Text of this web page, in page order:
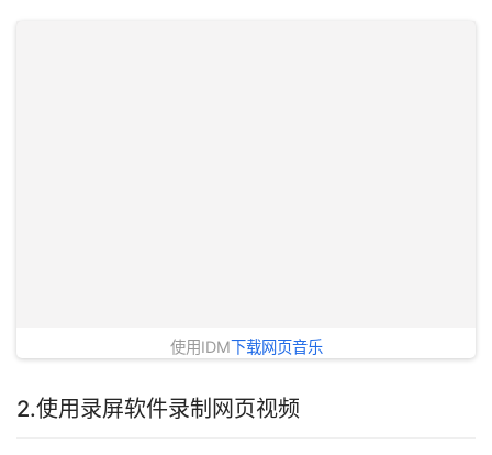
使用IDM下载网页音乐
2.使用录屏软件录制网页视频